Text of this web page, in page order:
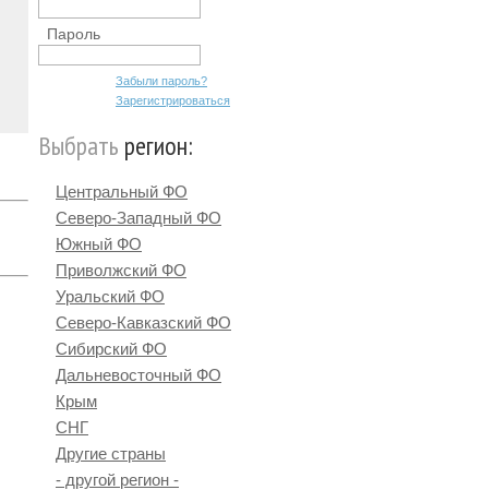
Пароль
Забыли пароль?
Зарегистрироваться
Выбрать регион:
Центральный ФО
Северо-Западный ФО
Южный ФО
Приволжский ФО
Уральский ФО
Северо-Кавказский ФО
Сибирский ФО
Дальневосточный ФО
Крым
СНГ
Другие страны
- другой регион -